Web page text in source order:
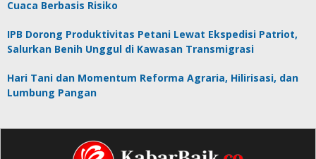
Cuaca Berbasis Risiko
IPB Dorong Produktivitas Petani Lewat Ekspedisi Patriot,
Salurkan Benih Unggul di Kawasan Transmigrasi
Hari Tani dan Momentum Reforma Agraria, Hilirisasi, dan
Lumbung Pangan